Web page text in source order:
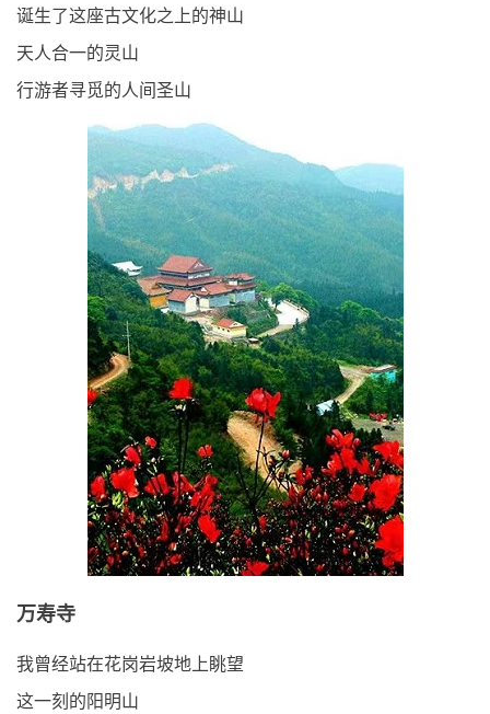
诞生了这座古文化之上的神山
天人合一的灵山
行游者寻觅的人间圣山
万寿寺
我曾经站在花岗岩坡地上眺望
这一刻的阳明山